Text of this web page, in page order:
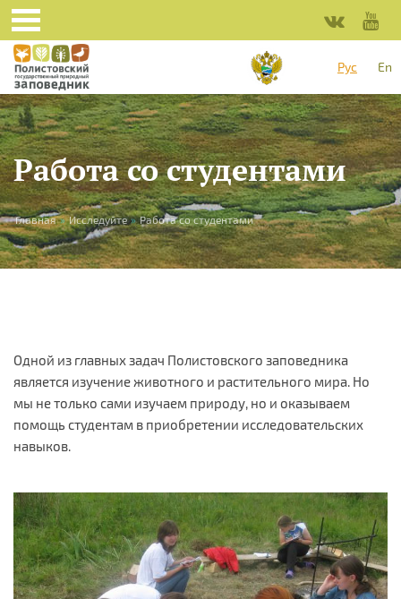
Перейти к основному содержанию
Рус
En
Работа со студентами
Вы здесь
Главная » Исследуйте » Работа со студентами
Одной из главных задач Полистовского заповедника
является изучение животного и растительного мира. Но
мы не только сами изучаем природу, но и оказываем
помощь студентам в приобретении исследовательских
навыков.